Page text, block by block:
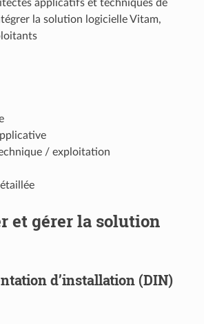
applicatifs et techniques de
la solution logicielle Vitam,
/ exploitation
et gérer la solution
d’installation (DIN)